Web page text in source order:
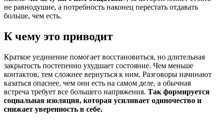
не равнодушие, а потребность наконец перестать отдавать
больше, чем есть.
К чему это приводит
Краткое уединение помогает восстановиться, но длительная
закрытость постепенно ухудшает состояние. Чем меньше
контактов, тем сложнее вернуться к ним. Разговоры начинают
казаться опаснее, чем они есть на самом деле, а обычная
встреча требует все большего напряжения. Так формируется
социальная изоляция, которая усиливает одиночество и
снижает уверенность в себе.